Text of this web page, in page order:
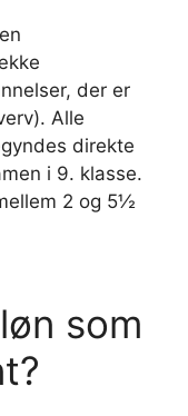
der er
Alle
direkte
i 9. klasse.
2 og 5½
som